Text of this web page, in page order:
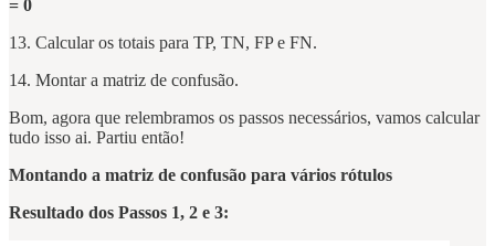
= 0
13. Calcular os totais para TP, TN, FP e FN.
14. Montar a matriz de confusão.
Bom, agora que relembramos os passos necessários, vamos calcular
tudo isso ai. Partiu então!
Montando a matriz de confusão para vários rótulos
Resultado dos Passos 1, 2 e 3: